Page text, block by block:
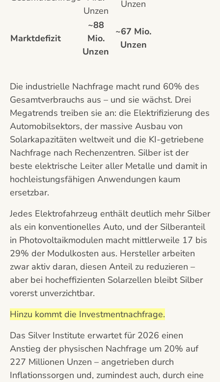
Unzen
Unzen
Marktdefizit
~88
Mio.
Unzen
~67 Mio.
Unzen
Die industrielle Nachfrage macht rund 60% des
Gesamtverbrauchs aus – und sie wächst. Drei
Megatrends treiben sie an: die Elektrifizierung des
Automobilsektors, der massive Ausbau von
Solarkapazitäten weltweit und die KI-getriebene
Nachfrage nach Rechenzentren. Silber ist der
beste elektrische Leiter aller Metalle und damit in
hochleistungsfähigen Anwendungen kaum
ersetzbar.
Jedes Elektrofahrzeug enthält deutlich mehr Silber
als ein konventionelles Auto, und der Silberanteil
in Photovoltaikmodulen macht mittlerweile 17 bis
29% der Modulkosten aus. Hersteller arbeiten
zwar aktiv daran, diesen Anteil zu reduzieren –
aber bei hocheffizienten Solarzellen bleibt Silber
vorerst unverzichtbar.
Hinzu kommt die Investmentnachfrage.
Das Silver Institute erwartet für 2026 einen
Anstieg der physischen Nachfrage um 20% auf
227 Millionen Unzen – angetrieben durch
Inflationssorgen und, zumindest auch, durch eine